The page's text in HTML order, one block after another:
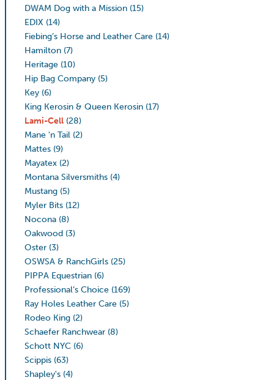
DWAM Dog with a Mission (15)
EDIX (14)
Fiebing’s Horse and Leather Care (14)
Hamilton (7)
Heritage (10)
Hip Bag Company (5)
Key (6)
King Kerosin & Queen Kerosin (17)
Lami-Cell (28)
Mane 'n Tail (2)
Mattes (9)
Mayatex (2)
Montana Silversmiths (4)
Mustang (5)
Myler Bits (12)
Nocona (8)
Oakwood (3)
Oster (3)
OSWSA & RanchGirls (25)
PIPPA Equestrian (6)
Professional’s Choice (169)
Ray Holes Leather Care (5)
Rodeo King (2)
Schaefer Ranchwear (8)
Schott NYC (6)
Scippis (63)
Shapley's (4)